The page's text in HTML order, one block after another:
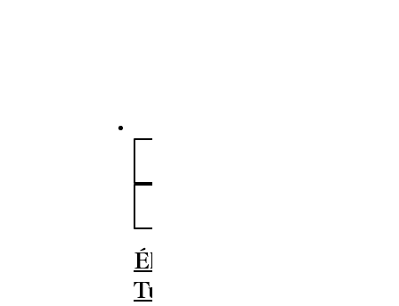
Élet és
Tudomány